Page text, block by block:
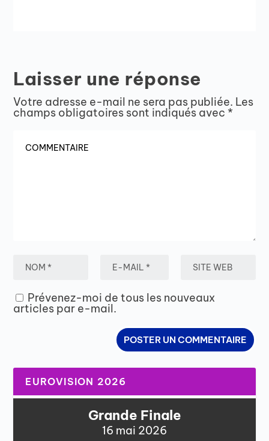
Laisser une réponse
Votre adresse e-mail ne sera pas publiée. Les
champs obligatoires sont indiqués avec *
Prévenez-moi de tous les nouveaux
articles par e-mail.
EUROVISION 2026
Grande Finale
16 mai 2026